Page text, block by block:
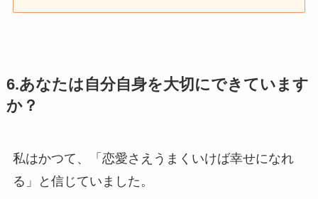
6.あなたは自分自身を大切にできています
か？
私はかつて、「恋愛さえうまくいけば幸せになれ
る」と信じていました。